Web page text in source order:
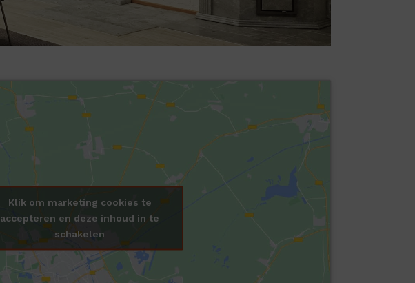
Klik om marketing cookies te
accepteren en deze inhoud in te
schakelen